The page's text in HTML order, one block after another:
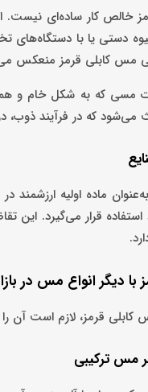
خالص کار ساده‌ای نیست.
دستی یا با
مس کابلی قرمز منعکس
که به شکل خام و همراه
می‌شود که در فرآیند
ماده اولیه ارزشمند
قرار می‌گیرد. این
دیگر انواع مس در
کابلی قرمز، لازم است آن
مس ترکیبی